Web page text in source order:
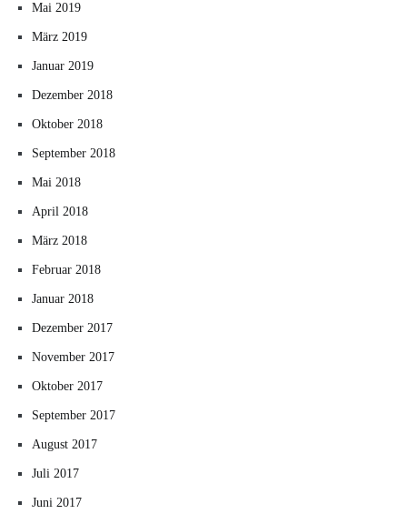
Mai 2019
März 2019
Januar 2019
Dezember 2018
Oktober 2018
September 2018
Mai 2018
April 2018
März 2018
Februar 2018
Januar 2018
Dezember 2017
November 2017
Oktober 2017
September 2017
August 2017
Juli 2017
Juni 2017